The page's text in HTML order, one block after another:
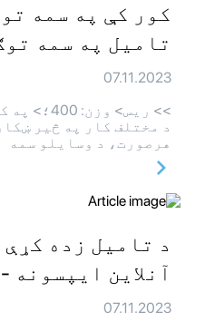
کور کې په سمه
تامیل په سمه
07.11.2023
>> ريس>
د مختلف کار په څیر
هرصورت، د وسایلو سمه
د تامیل زده
آنلاین ایپسونه
07.11.2023